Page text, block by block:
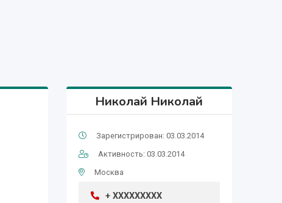
Николай Николай
Зарегистрирован: 03.03.2014
Активность: 03.03.2014
Москва
+ XXXXXXXXX